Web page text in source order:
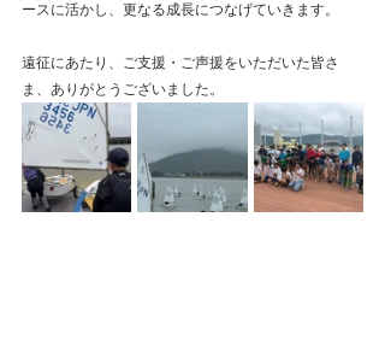
ースに活かし、更なる成長につなげていきます。
遠征にあたり、ご支援・ご声援をいただいた皆さ
ま、ありがとうございました。